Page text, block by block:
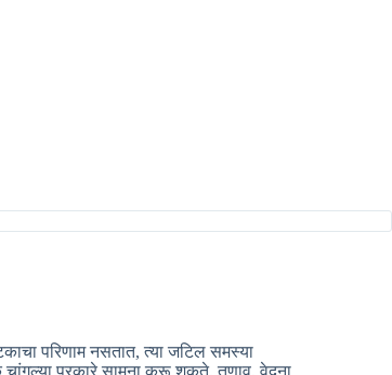
परिणाम नसतात, त्या जटिल समस्या